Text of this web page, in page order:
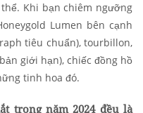
Khi bạn chiêm ngưỡng
Lumen bên cạnh
tiêu chuẩn), tourbillon,
giới hạn), chiếc đồng hồ
tinh hoa đó.
trong năm 2024 đều là